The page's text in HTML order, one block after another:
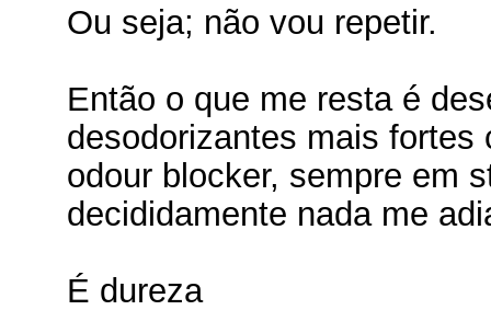
Ou seja; não vou repetir.
Então o que me resta é
desodorizantes mais
odour blocker, sempre em
decididamente nada me
É dureza